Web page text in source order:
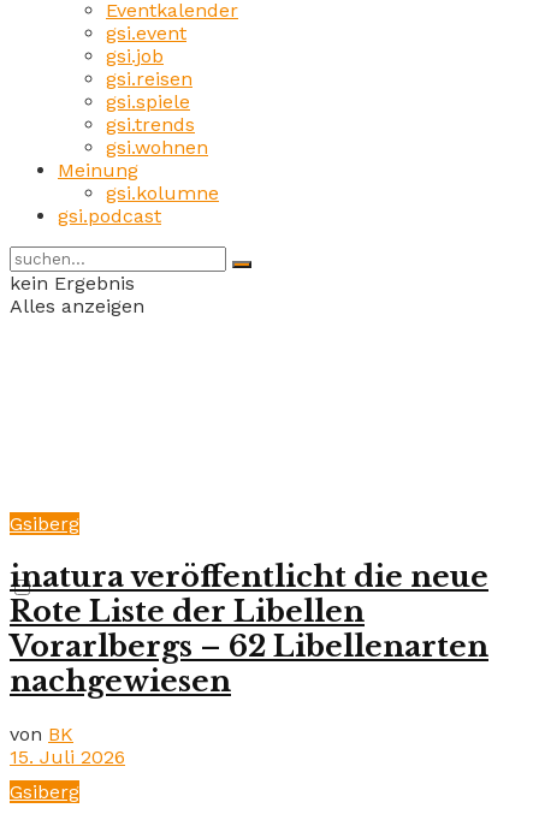
Eventkalender
gsi.event
gsi.job
gsi.reisen
gsi.spiele
gsi.trends
gsi.wohnen
Meinung
gsi.kolumne
gsi.podcast
kein Ergebnis
Alles anzeigen
Gsiberg
inatura veröffentlicht die neue
Rote Liste der Libellen
Vorarlbergs – 62 Libellenarten
nachgewiesen
von BK
15. Juli 2026
Gsiberg